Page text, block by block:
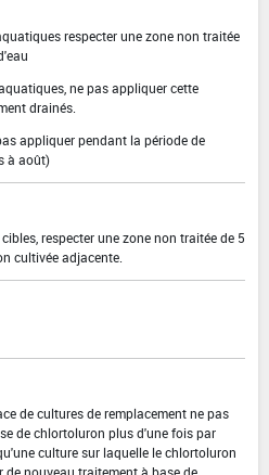
respecter une zone non traitée
ne pas appliquer cette
drainés.
appliquer pendant la période de
à août)
respecter une zone non traitée de 5
cultivée adjacente.
de cultures de remplacement ne pas
de chlortoluron plus d'une fois par
culture sur laquelle le chlortoluron
nouveau traitement à base de